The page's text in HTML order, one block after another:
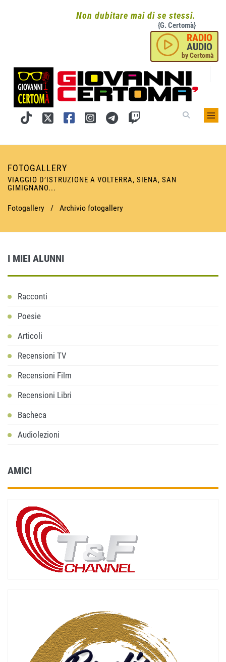
Non dubitare mai di se stessi.
{G. Certomà}
RADIO
AUDIO
by Certomà
FOTOGALLERY
VIAGGIO D’ISTRUZIONE A VOLTERRA, SIENA, SAN
GIMIGNANO...
Fotogallery / Archivio fotogallery
I MIEI ALUNNI
Racconti
Poesie
Articoli
Recensioni TV
Recensioni Film
Recensioni Libri
Bacheca
Audiolezioni
AMICI